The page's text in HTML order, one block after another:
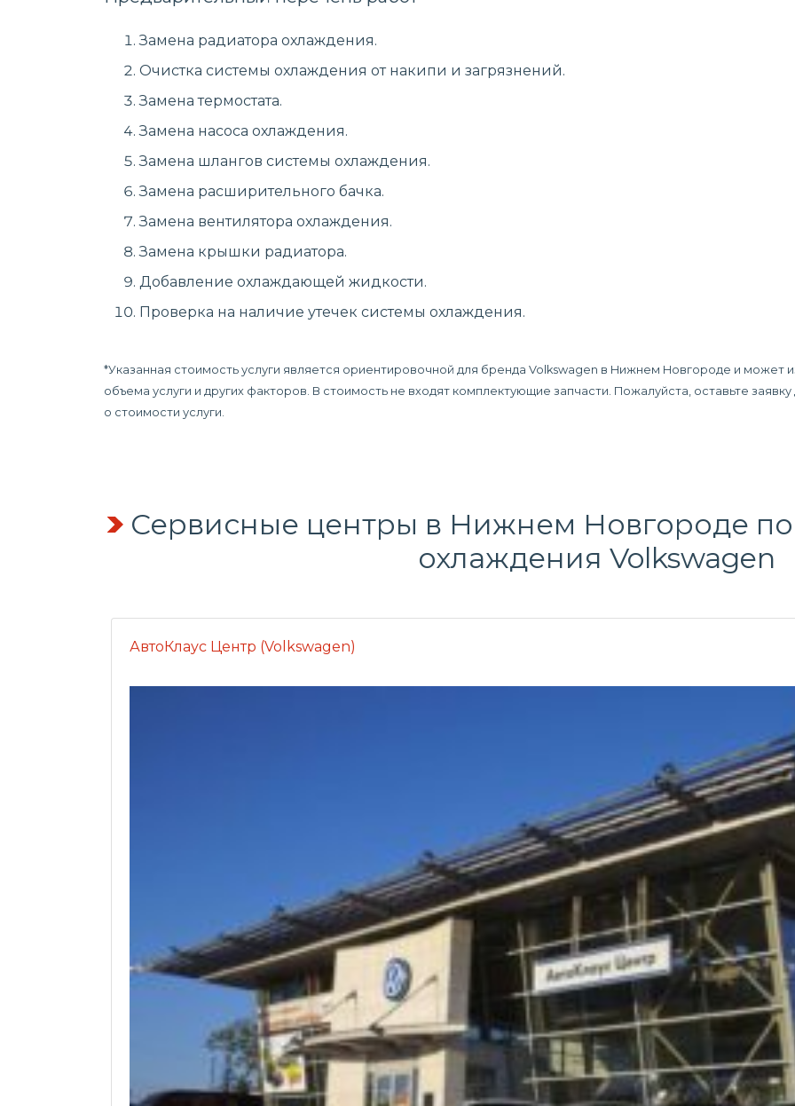
Замена радиатора охлаждения.
Очистка системы охлаждения от накипи и загрязнений.
Замена термостата.
Замена насоса охлаждения.
Замена шлангов системы охлаждения.
Замена расширительного бачка.
Замена вентилятора охлаждения.
Замена крышки радиатора.
Добавление охлаждающей жидкости.
Проверка на наличие утечек системы охлаждения.
*Указанная стоимость услуги является ориентировочной для бренда Volkswagen в Нижнем Новгороде и может
объема услуги и других факторов. В стоимость не входят комплектующие запчасти. Пожалуйста, оставьте
о стоимости услуги.
Сервисные центры в Нижнем Новгороде по
охлаждения Volkswagen
АвтоКлаус Центр (Volkswagen)